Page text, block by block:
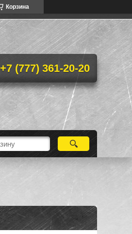
Корзина
+7 (777) 361-20-20